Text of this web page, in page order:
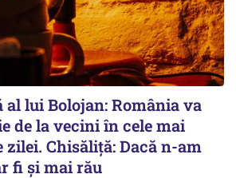
al lui Bolojan: România va
de la vecini în cele mai
zilei. Chisăliță: Dacă n-am
fi și mai rău